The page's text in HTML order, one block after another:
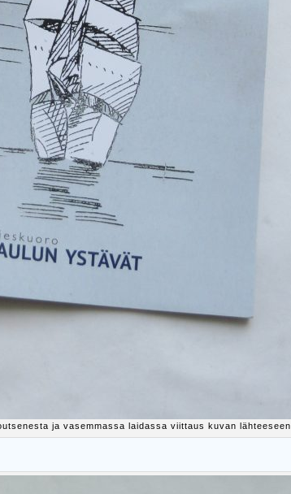
ja vasemmassa laidassa viittaus kuvan lähteeseen.